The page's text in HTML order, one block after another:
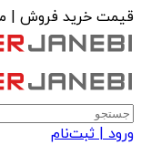
قیمت خرید فروش |
ورود | ثبت‌نام